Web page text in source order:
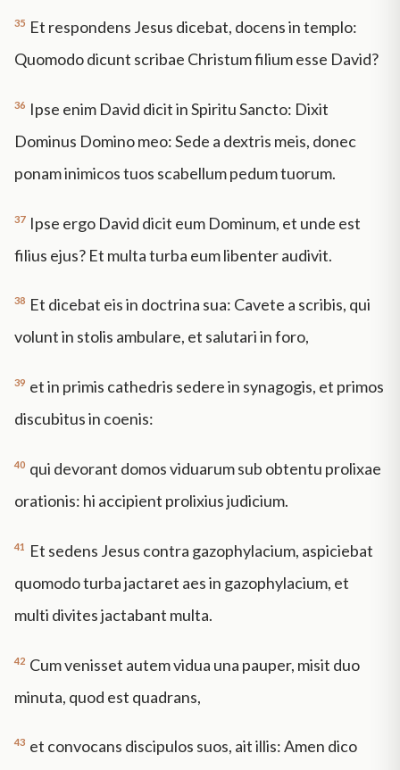
35 Et respondens Jesus dicebat, docens in templo:
Quomodo dicunt scribae Christum filium esse David?
36 Ipse enim David dicit in Spiritu Sancto: Dixit
Dominus Domino meo: Sede a dextris meis, donec
ponam inimicos tuos scabellum pedum tuorum.
37 Ipse ergo David dicit eum Dominum, et unde est
filius ejus? Et multa turba eum libenter audivit.
38 Et dicebat eis in doctrina sua: Cavete a scribis, qui
volunt in stolis ambulare, et salutari in foro,
39 et in primis cathedris sedere in synagogis, et primos
discubitus in coenis:
40 qui devorant domos viduarum sub obtentu prolixae
orationis: hi accipient prolixius judicium.
41
Et sedens Jesus contra gazophylacium, aspiciebat
quomodo turba jactaret aes in gazophylacium, et
multi divites jactabant multa.
42 Cum venisset autem vidua una pauper, misit duo
minuta, quod est quadrans,
43 et convocans discipulos suos, ait illis: Amen dico